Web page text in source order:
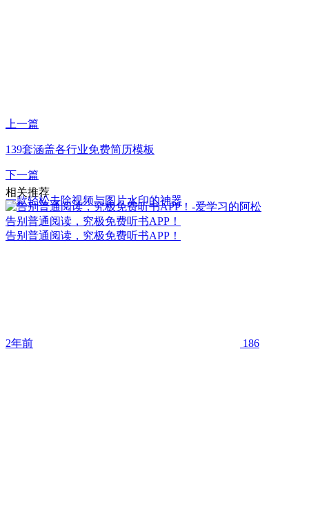
上一篇
139套涵盖各行业免费简历模板
下一篇
一款轻松去除视频与图片水印的神器
相关推荐
告别普通阅读，究极免费听书APP！
告别普通阅读，究极免费听书APP！
2年前 186